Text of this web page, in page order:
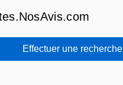
Effectuer une recherche